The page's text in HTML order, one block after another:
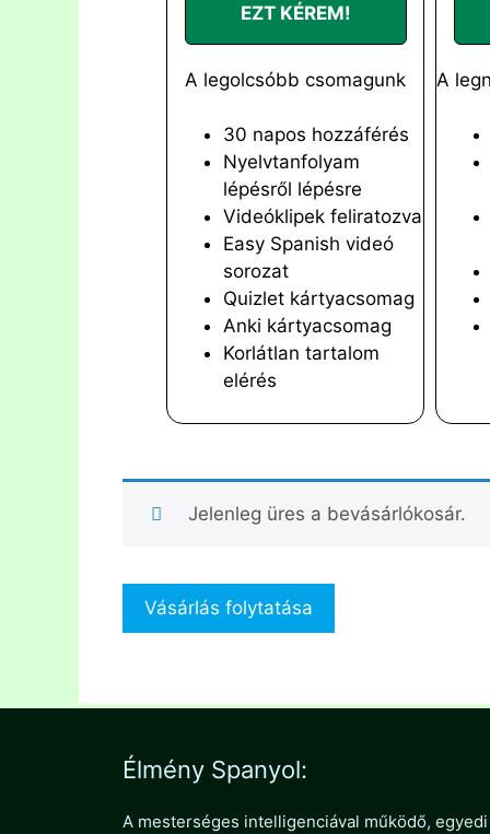
EZT KÉREM!
A legolcsóbb csomagunk
30 napos hozzáférés
Nyelvtanfolyam
lépésről lépésre
Videóklipek feliratozva
Easy Spanish videó
sorozat
Quizlet kártyacsomag
Anki kártyacsomag
Korlátlan tartalom
elérés
A
Jelenleg üres a bevásárlókosár.
Vásárlás folytatása
Élmény Spanyol:
A mesterséges intelligenciával működő, egyedi